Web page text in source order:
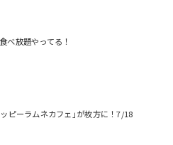
べ放題やってる！
ピーラムネカフェ｣が枚方に！7/18